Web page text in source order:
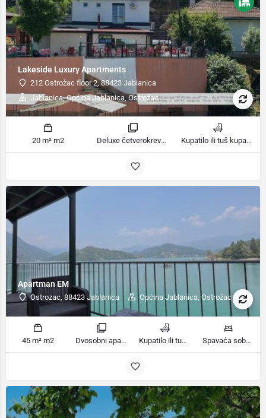
Lakeside Luxury Apartments
212 Ostrožac floor 2, 88423 Jablanica
Jablanica, Općina Jablanica, Ostrožac
20 m² m2 Deluxe četverokrevetna soba, Četvorokrevetna soba s pogledom na jezero, Luksuzna četverokrevetna soba, Classic četvorokrevetna soba sobe Kupatilo ili tuš kupatila
Apartman EM
Ostrozac, 88423 Jablanica Općina Jablanica, Ostrožac
45 m² m2 Dvosobni apartman sobe Kupatilo ili tuš kupatila Spavaća soba 1: 1 veliki bračni krevet | Spavaća soba 2: 1 veliki bračni krevet | Dnevni boravak: 1 kauč na razvlačenje ležaja